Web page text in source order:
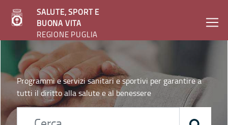
SALUTE, SPORT E
BUONA VITA
REGIONE PUGLIA
Home - Salute, sport e buona vita
Programmi e servizi sanitari e sportivi per garantire a
tutti il diritto alla salute e al benessere